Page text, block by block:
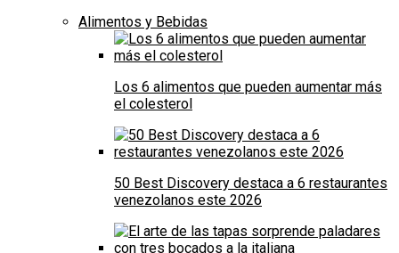
Alimentos y Bebidas
Los 6 alimentos que pueden aumentar más
el colesterol
50 Best Discovery destaca a 6 restaurantes
venezolanos este 2026